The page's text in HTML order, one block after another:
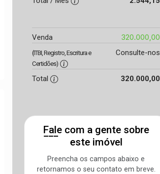
Venda 320.000,00
(ITBI, Registro, Escritura e
Certidões)
Consulte-nos
Total 320.000,00
Fale com a gente sobre
este imóvel
Preencha os campos abaixo e
retornamos o seu contato em breve.